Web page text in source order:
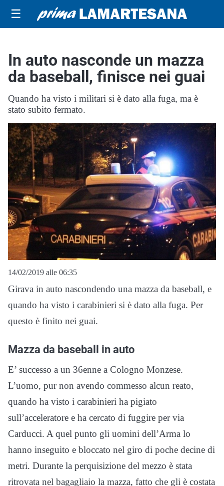
☰
In auto nasconde un mazza
da baseball, finisce nei guai
Quando ha visto i militari si è dato alla fuga, ma è
stato subito fermato.
14/02/2019 alle 06:35
Girava in auto nascondendo una mazza da baseball, e
quando ha visto i carabinieri si è dato alla fuga. Per
questo è finito nei guai.
Mazza da baseball in auto
E’ successo a un 36enne a Cologno Monzese.
L’uomo, pur non avendo commesso alcun reato,
quando ha visto i carabinieri ha pigiato
sull’acceleratore e ha cercato di fuggire per via
Carducci. A quel punto gli uomini dell’Arma lo
hanno inseguito e bloccato nel giro di poche decine di
metri. Durante la perquisizione del mezzo è stata
ritrovata nel bagagliaio la mazza, fatto che gli è costata